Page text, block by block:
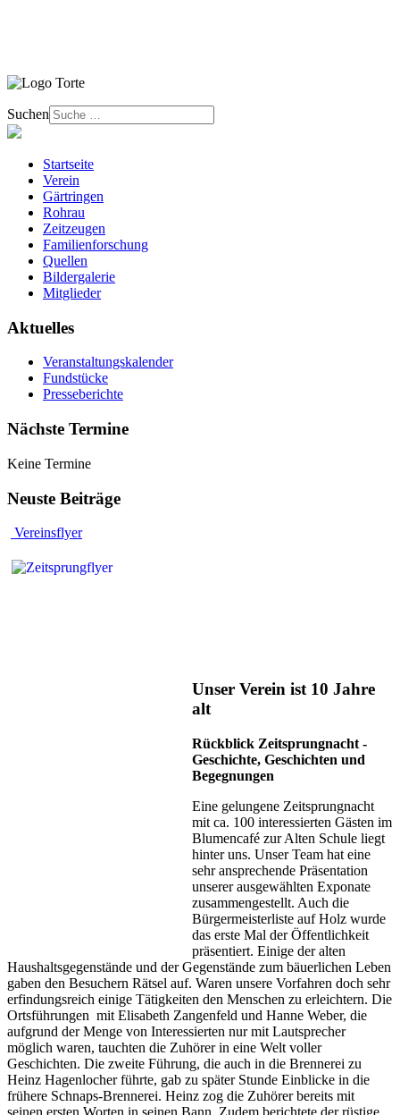
Suchen
Startseite
Verein
Gärtringen
Rohrau
Zeitzeugen
Familienforschung
Quellen
Bildergalerie
Mitglieder
Aktuelles
Veranstaltungskalender
Fundstücke
Presseberichte
Nächste Termine
Keine Termine
Neuste Beiträge
Vereinsflyer
Unser Verein ist 10 Jahre
alt
Rückblick Zeitsprungnacht -
Geschichte, Geschichten und
Begegnungen
Eine gelungene Zeitsprungnacht
mit ca. 100 interessierten Gästen im
Blumencafé zur Alten Schule liegt
hinter uns. Unser Team hat eine
sehr ansprechende Präsentation
unserer ausgewählten Exponate
zusammengestellt. Auch die
Bürgermeisterliste auf Holz wurde
das erste Mal der Öffentlichkeit
präsentiert. Einige der alten
Haushaltsgegenstände und der Gegenstände zum bäuerlichen Leben
gaben den Besuchern Rätsel auf. Waren unsere Vorfahren doch sehr
erfindungsreich einige Tätigkeiten den Menschen zu erleichtern. Die
Ortsführungen mit Elisabeth Zangenfeld und Hanne Weber, die
aufgrund der Menge von Interessierten nur mit Lautsprecher
möglich waren, tauchten die Zuhörer in eine Welt voller
Geschichten. Die zweite Führung, die auch in die Brennerei zu
Heinz Hagenlocher führte, gab zu später Stunde Einblicke in die
frühere Schnaps-Brennerei. Heinz zog die Zuhörer bereits mit
seinen ersten Worten in seinen Bann. Zudem berichtete der rüstige